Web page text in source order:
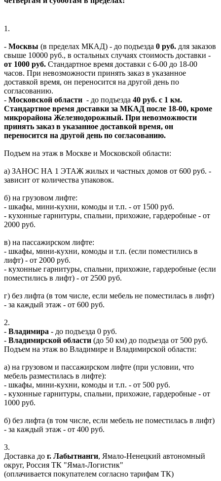
1.
- Москвы (в пределах МКАД) - до подъезда 0 руб. для заказов
свыше 10000 руб., в остальных случаях стоимость доставки -
от 1000 руб. Стандартное время доставки с 6-00 до 18-00
часов. При невозможности принять заказ в указанное
доставкой время, он переносится на другой день по
согласованию.
- Московской области - до подъезда 40 руб. с 1 км.
Стандартное время доставки за МКАД после 18-00, кроме
микрорайона Железнодорожный. При невозможности
принять заказ в указанное доставкой время, он
переносится на другой день по согласованию.
Подъем на этаж в Москве и Московской области:
а) ЗАНОС НА 1 ЭТАЖ жилых и частных домов от 600 руб. -
зависит от количества упаковок.
б) на грузовом лифте:
- шкафы, мини-кухни, комоды и т.п. - от 1500 руб.
- кухонные гарнитуры, спальни, прихожие, гардеробные - от
2000 руб.
в) на пассажирском лифте:
- шкафы, мини-кухни, комоды и т.п. (если поместились в
лифт) - от 2000 руб.
- кухонные гарнитуры, спальни, прихожие, гардеробные (если
поместились в лифт) - от 2500 руб.
г) без лифта (в том числе, если мебель не поместилась в лифт)
- за каждый этаж - от 600 руб.
2.
- Владимира - до подъезда 0 руб.
- Владимирской области (до 50 км) до подъезда от 500 руб.
Подъем на этаж во Владимире и Владимирской области:
а) на грузовом и пассажирском лифте (при условии, что
мебель разместилась в лифте):
- шкафы, мини-кухни, комоды и т.п. - от 500 руб.
- кухонные гарнитуры, спальни, прихожие, гардеробные - от
1000 руб.
б) без лифта (в том числе, если мебель не поместилась в лифт)
- за каждый этаж - от 400 руб.
3.
Доставка до г. Лабытнанги, Ямало-Ненецкий автономный
округ, Россия ТК "Ямал-Логистик"
(оплачивается покупателем согласно тарифам ТК)